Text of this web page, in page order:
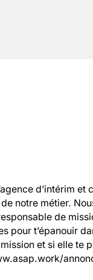
d’intérim
notre métier.
de
pour t’épanouir
et si elle te